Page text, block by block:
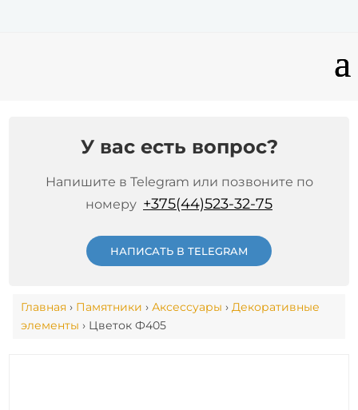
У вас есть вопрос?
Напишите в Telegram или позвоните по
номеру +375(44)523-32-75
НАПИСАТЬ В TELEGRAM
Главная › Памятники ›Аксессуары ›Декоративные
элементы › Цветок Ф405